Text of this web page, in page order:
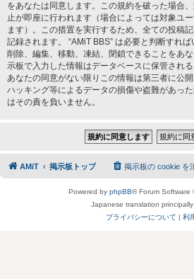
をあなたは同意します。この規約を破った場合
止が即座に行われます（場合によっては対象ユ
ます）。この措置を実行するため、全ての投稿
記録されます。 “AMiT BBS” は必要と判断すれ
削除、編集、移動、凍結、閉鎖できることをあ
示板で入力した情報はデータベースに保管され
あなたの同意がない限りこの情報は第三者に公
ハッキング等によるデータの損傷や盗難があっ
はその責を負いません。
AMiT 掲示板トップ 掲示板の cookie を
Powered by phpBB® Forum Software
Japanese translation
プライバシーについて | 利